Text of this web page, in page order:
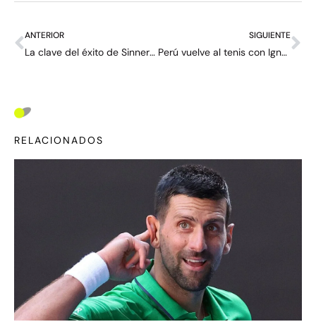
ANTERIOR
La clave del éxito de Sinner en Wimbledon estuvo en su cabeza: “No era el momento de derrumbarme”
SIGUIENTE
Perú vuelve al tenis con Ignacio Buse: “Por fin las cosas se ponen en su sitio”
RELACIONADOS